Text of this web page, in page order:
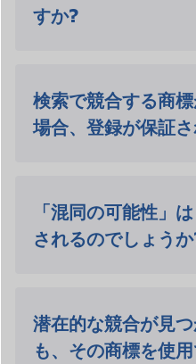
すか?
検索で競合する商
場合、登録が保証
「混同の可能性」
されるのでしょう
潜在的な競合が見
も、その商標を使